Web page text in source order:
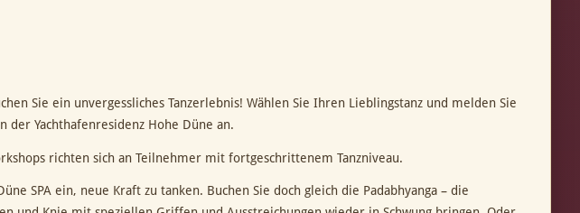
Sie ein unvergessliches Tanzerlebnis! Wählen Sie Ihren Lieblingstanz und melden Sie
der Yachthafenresidenz Hohe Düne an.
richten sich an Teilnehmer mit fortgeschrittenem Tanzniveau.
SPA ein, neue Kraft zu tanken. Buchen Sie doch gleich die Padabhyanga – die